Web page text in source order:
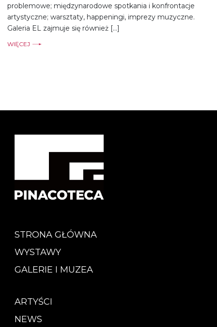
problemowe; międzynarodowe spotkania i konfrontacje
artystyczne; warsztaty, happeningi, imprezy muzyczne.
Galeria EL zajmuje się również […]
WIĘCEJ
STRONA GŁÓWNA
WYSTAWY
GALERIE I MUZEA
ARTYŚCI
NEWS